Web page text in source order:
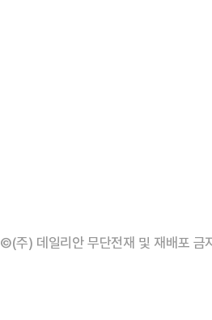
©(주) 데일리안 무단전재 및 재배포 금